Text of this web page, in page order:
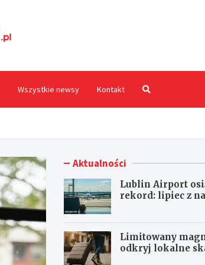
Wszystkie newsy Kontakt
Aktualności
Lublin Airport
rekord: lipiec z
Limitowany
odkryj lokalne